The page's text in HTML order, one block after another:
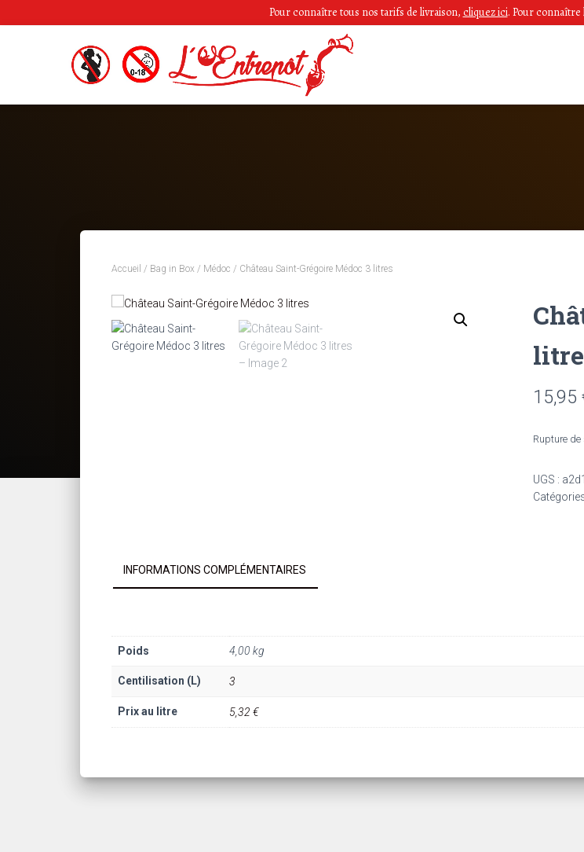
Pour connaître tous nos tarifs de livraison, cliquez ici. Pour connaître
Accueil / Bag in Box / Médoc / Château Saint-Grégoire Médoc 3 litres
15,95
Rupture de
UGS :
INFORMATIONS COMPLÉMENTAIRES
Poids 4,00 kg
Centilisation (L) 3
Prix au litre 5,32 €